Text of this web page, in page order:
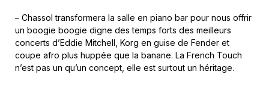
– Chassol transformera la salle en piano bar pour nous offrir
un boogie boogie digne des temps forts des meilleurs
concerts d’Eddie Mitchell, Korg en guise de Fender et
coupe afro plus huppée que la banane. La French Touch
n’est pas un qu’un concept, elle est surtout un héritage.